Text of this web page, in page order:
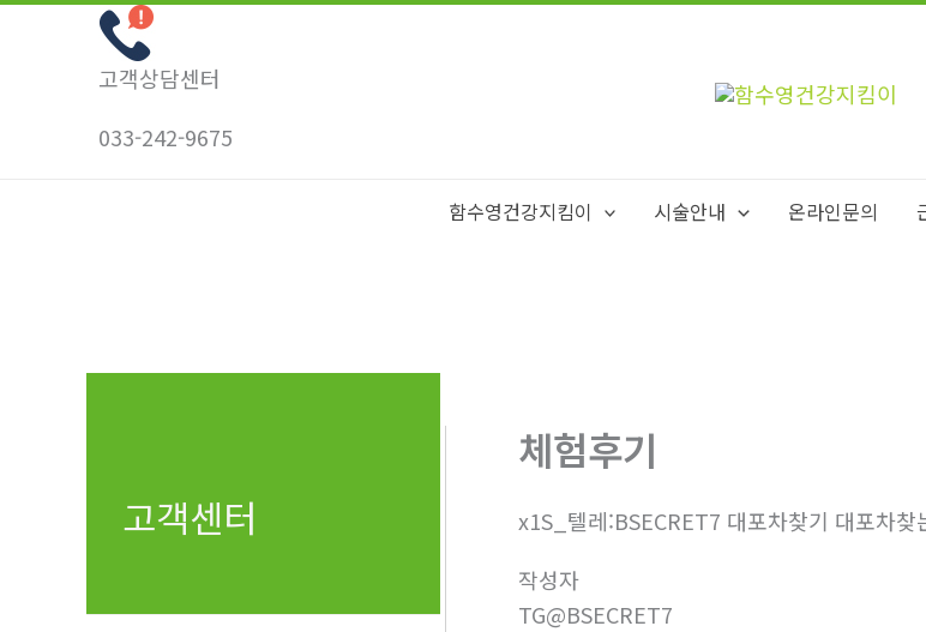
콘
고객상담센터
033-242-9675
함수영건강지킴이 시술안내 온라인문의
고객센터
체험후기
x1S_텔레:BSECRET7 대포차찾기 대포차
작성자
TG@BSECRET7